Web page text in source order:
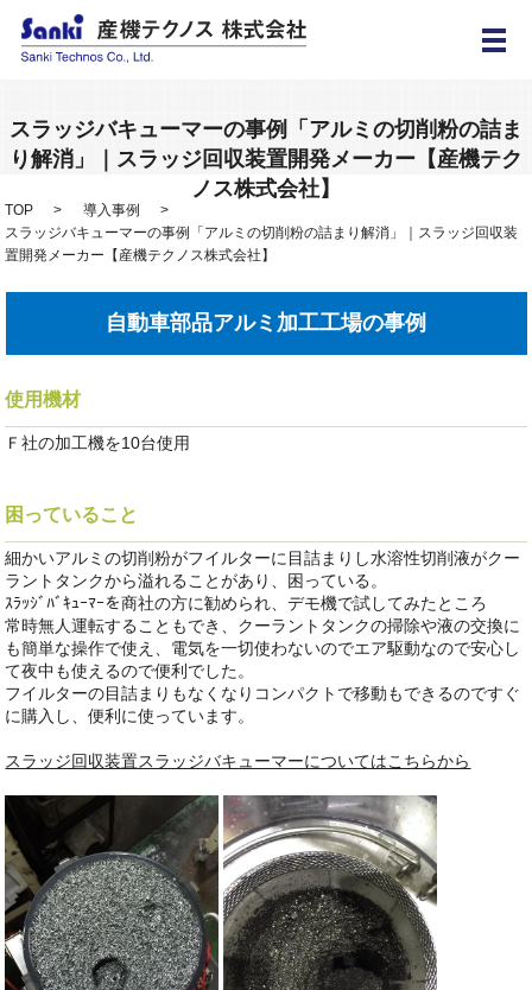
メ
スラッジバキューマーの事例「アルミの切削粉の詰ま
り解消」｜スラッジ回収装置開発メーカー【産機テク
ノス株式会社】
TOP
導入事例
スラッジバキューマーの事例「アルミの切削粉の詰まり解消」｜スラッジ回収装
置開発メーカー【産機テクノス株式会社】
自動車部品アルミ加工工場の事例
使用機材
Ｆ社の加工機を10台使用
困っていること
細かいアルミの切削粉がフイルターに目詰まりし水溶性切削液がクー
ラントタンクから溢れることがあり、困っている。
ｽﾗｯｼﾞﾊﾞｷｭｰﾏｰを商社の方に勧められ、デモ機で試してみたところ
常時無人運転することもでき、クーラントタンクの掃除や液の交換に
も簡単な操作で使え、電気を一切使わないのでエア駆動なので安心し
て夜中も使えるので便利でした。
フイルターの目詰まりもなくなりコンパクトで移動もできるのですぐ
に購入し、便利に使っています。
スラッジ回収装置スラッジバキューマーについてはこちらから